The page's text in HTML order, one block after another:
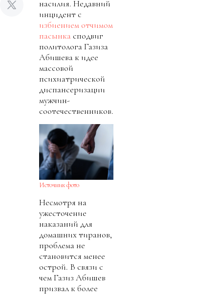
насилия. Недавний
инцидент с
избиением отчимом
пасынка сподвиг
политолога Газиза
Абишева к идее
массовой
психиатрической
диспансеризации
мужчин-
соотечественников.
Источник фото
Несмотря на
ужесточение
наказаний для
домашних тиранов,
проблема не
становится менее
острой. В связи с
чем Газиз Абишев
призвал к более